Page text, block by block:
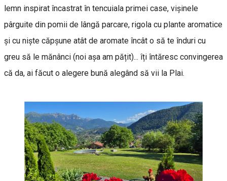
lemn inspirat încastrat în tencuiala primei case, vișinele
pârguite din pomii de lângă parcare, rigola cu plante aromatice
și cu niște căpșune atât de aromate încât o să te înduri cu
greu să le mănânci (noi așa am pățit)... îți întăresc convingerea
că da, ai făcut o alegere bună alegând să vii la Plai.